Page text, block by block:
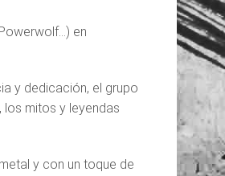
en
y dedicación, el grupo
mitos y leyendas
y con un toque de